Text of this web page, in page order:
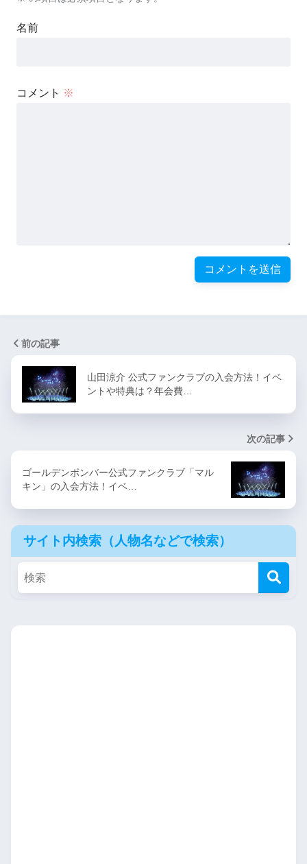
名前
コメント ※
前の記事
山田涼介 公式ファンクラブの入会方法！イベ
ントや特典は？年会費…
次の記事
ゴールデンボンバー公式ファンクラブ「マル
キン」の入会方法！イベ…
サイト内検索（人物名などで検索）